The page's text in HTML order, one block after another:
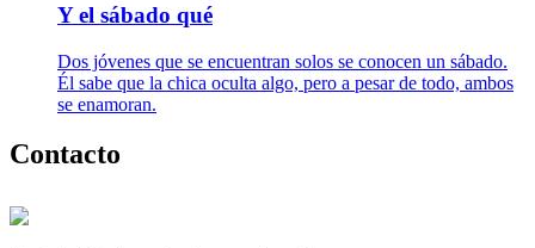
Y el sábado qué
Dos jóvenes que se encuentran solos se conocen un sábado.
Él sabe que la chica oculta algo, pero a pesar de todo, ambos
se enamoran.
Contacto